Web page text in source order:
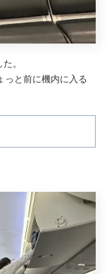
。
っと前に機内に入る